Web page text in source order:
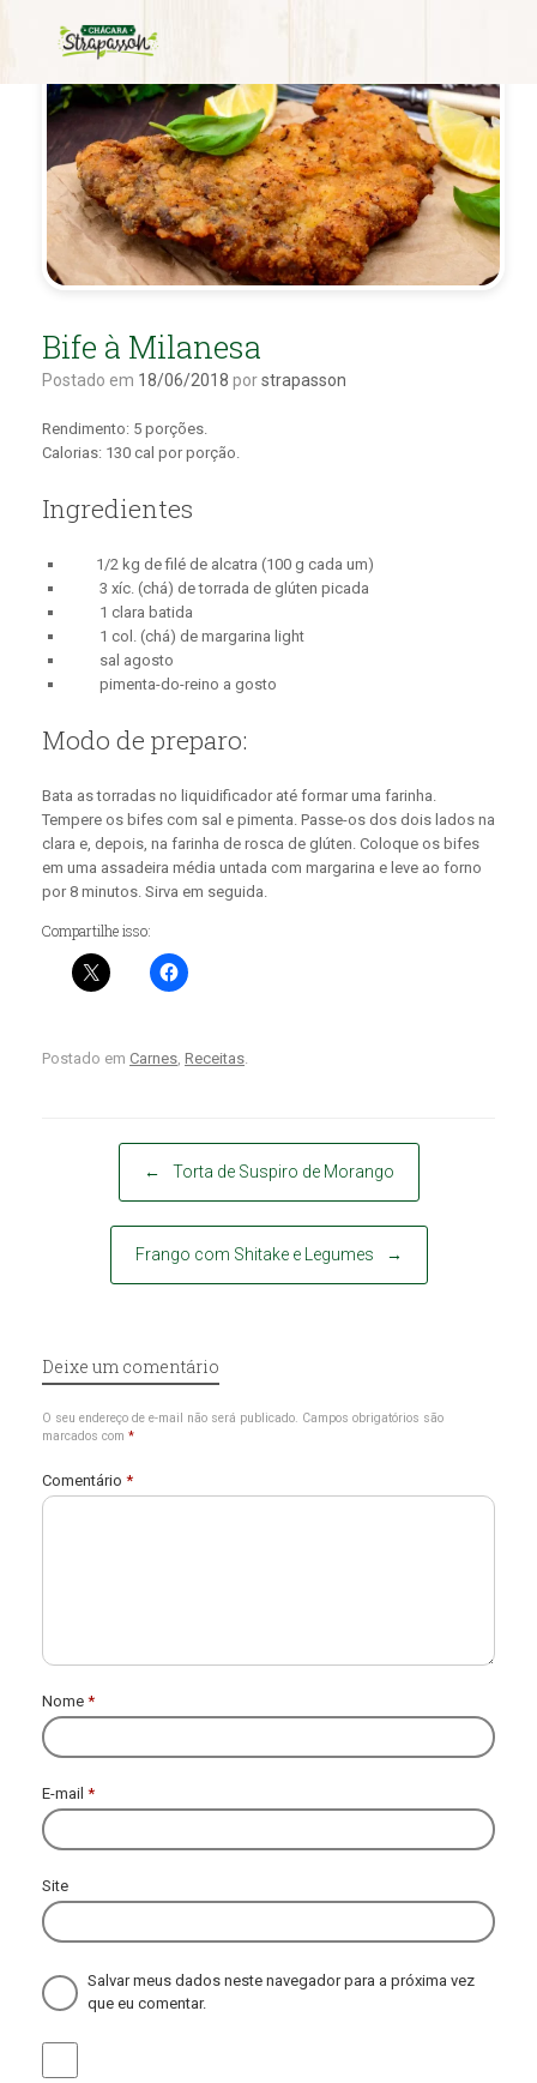
Bife à Milanesa
Postado em 18/06/2018 porstrapasson
Rendimento: 5 porções.
Calorias: 130 cal por porção.
Ingredientes
1/2 kg de filé de alcatra (100 g cada um)
3 xíc. (chá) de torrada de glúten picada
1 clara batida
1 col. (chá) de margarina light
sal agosto
pimenta-do-reino a gosto
Modo de preparo:
Bata as torradas no liquidificador até formar uma farinha.
Tempere os bifes com sal e pimenta. Passe-os dos dois lados na
clara e, depois, na farinha de rosca de glúten. Coloque os bifes
em uma assadeira média untada com margarina e leve ao forno
por 8 minutos. Sirva em seguida.
Compartilhe isso:
Postado em Carnes, Receitas.
Post navigation
← Torta de Suspiro de Morango
Frango com Shitake e Legumes →
Deixe um comentário
O seu endereço de e-mail não será publicado. Campos obrigatórios são
marcados com *
Comentário *
Nome *
E-mail *
Site
Salvar meus dados neste navegador para a próxima vez
que eu comentar.